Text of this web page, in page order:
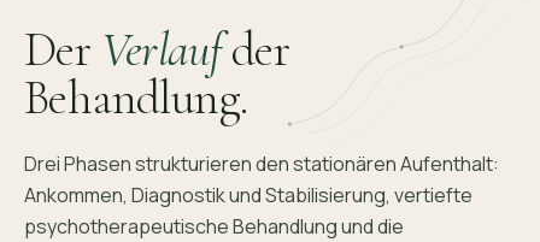
Der Verlaufder
Behandlung.
Drei Phasen strukturieren den stationären Aufenthalt:
Ankommen, Diagnostik und Stabilisierung, vertiefte
psychotherapeutische Behandlung und die